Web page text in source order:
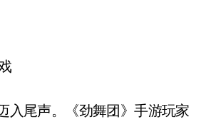
尾声。《劲舞团》手游玩家